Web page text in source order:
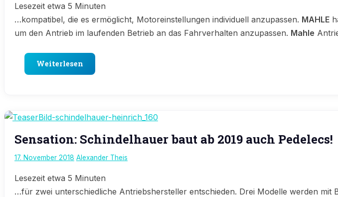
Lesezeit etwa 5 Minuten
…kompatibel, die es ermöglicht, Motoreinstellungen individuell anzupassen. MAHLE
um den Antrieb im laufenden Betrieb an das Fahrverhalten anzupassen. Mahle
Weiterlesen
Bike
News
Sensation: Schindelhauer baut ab 2019 auch Pedelecs!
17. November 2018 Alexander Theis
Lesezeit etwa 5 Minuten
…für zwei unterschiedliche Antriebshersteller entschieden. Drei Modelle werden